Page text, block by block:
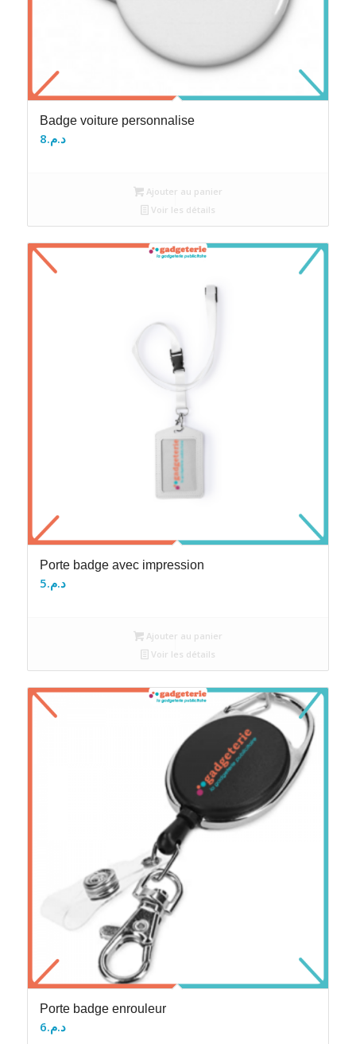
Badge voiture personnalise
د.م.8
Ajouter au panier
Voir les détails
Porte badge avec impression
د.م.5
Ajouter au panier
Voir les détails
Porte badge enrouleur
د.م.6